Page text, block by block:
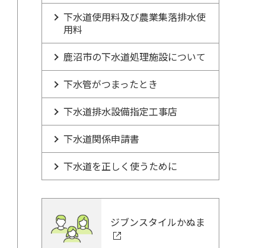
下水道使用料及び農業集落排水使
用料
鹿沼市の下水道処理施設について
下水管がつまったとき
下水道排水設備指定工事店
下水道関係申請書
下水道を正しく使うために
ジブンスタイルかぬま